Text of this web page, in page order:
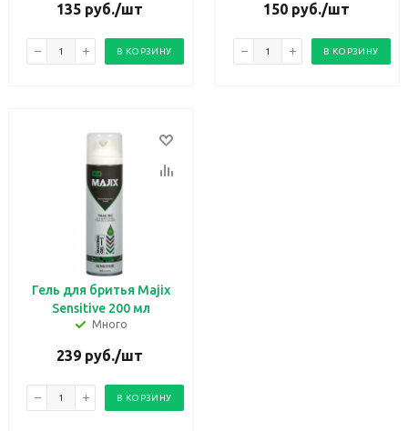
135руб./шт
В КОРЗИНУ
150руб./шт
В КОРЗИНУ
Гель для бритья Majix
Sensitive 200 мл
Много
239руб./шт
В КОРЗИНУ